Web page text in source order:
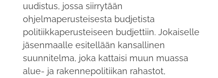
uudistus, jossa siirrytään
ohjelmaperusteisesta budjetista
politiikkaperusteiseen budjettiin. Jokaiselle
jäsenmaalle esitellään kansallinen
suunnitelma, joka kattaisi muun muassa
alue- ja rakennepolitiikan rahastot,